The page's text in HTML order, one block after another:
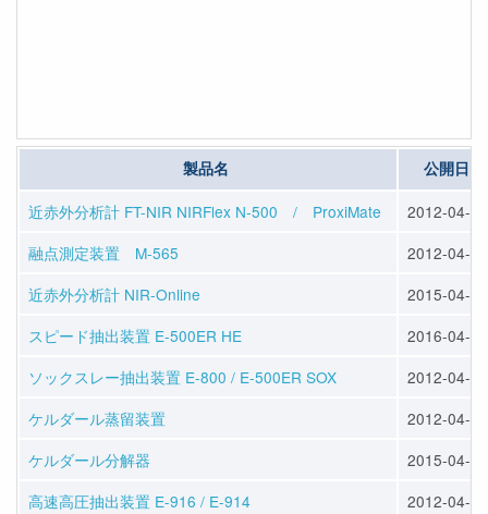
製品名 公開日
近赤外分析計 FT-NIR NIRFlex N-500 / ProxiMate
2012-04-23
融点測定装置 M-565
2012-04-23
近赤外分析計 NIR-Online
2015-04-10
スピード抽出装置 E-500ER HE
2016-04-13
ソックスレー抽出装置 E-800 / E-500ER SOX
2012-04-25
ケルダール蒸留装置
2012-04-25
ケルダール分解器
2015-04-10
高速高圧抽出装置 E-916 / E-914
2012-04-25